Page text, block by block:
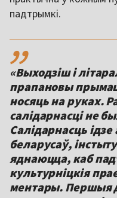
падтрымкі.
,,
«Выходзіш і
прапановы
носяць на руках.
салідарнасці не
Салідарнасць
беларусаў,
яднаюцца, каб
культурніцкія
ментары. Першыя